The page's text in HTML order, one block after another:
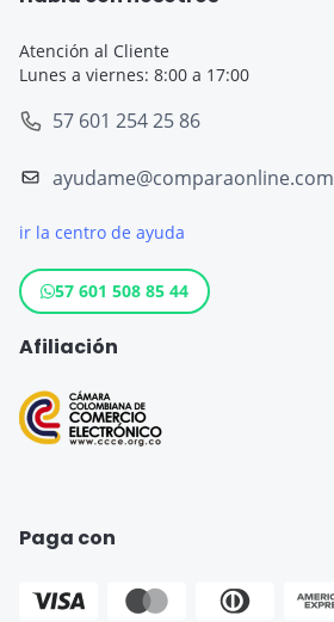
Seguro de Viaje Cruceros
SOAT
Tarjeta de Crédito
Crédito de Vehículo
Crédito Hipotecario
Crédito de Consumo
Cuenta de ahorro
Seguro para Motos
Atención al Cliente
Lunes a viernes: 8:00 a 17:00
57 601 254 25 86
ayudame@comparaonline.com
ir la centro de ayuda
57 601 508 85 44
Afiliación
Paga con